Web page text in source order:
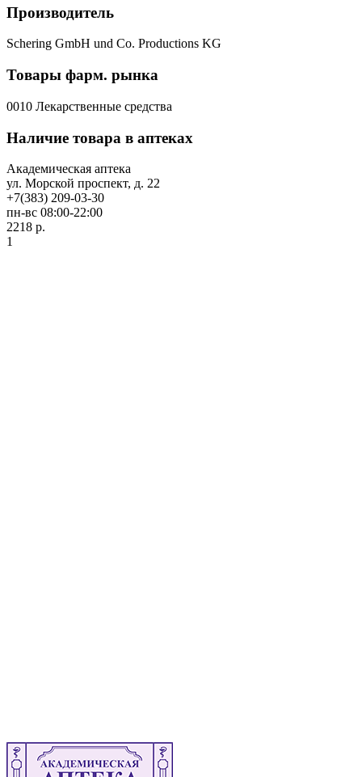
Производитель
Schering GmbH und Co. Productions KG
Товары фарм. рынка
0010 Лекарственные средства
Наличие товара в аптеках
Академическая аптека
ул. Морской проспект, д. 22
+7(383) 209-03-30
пн-вс 08:00-22:00
2218 р.
1